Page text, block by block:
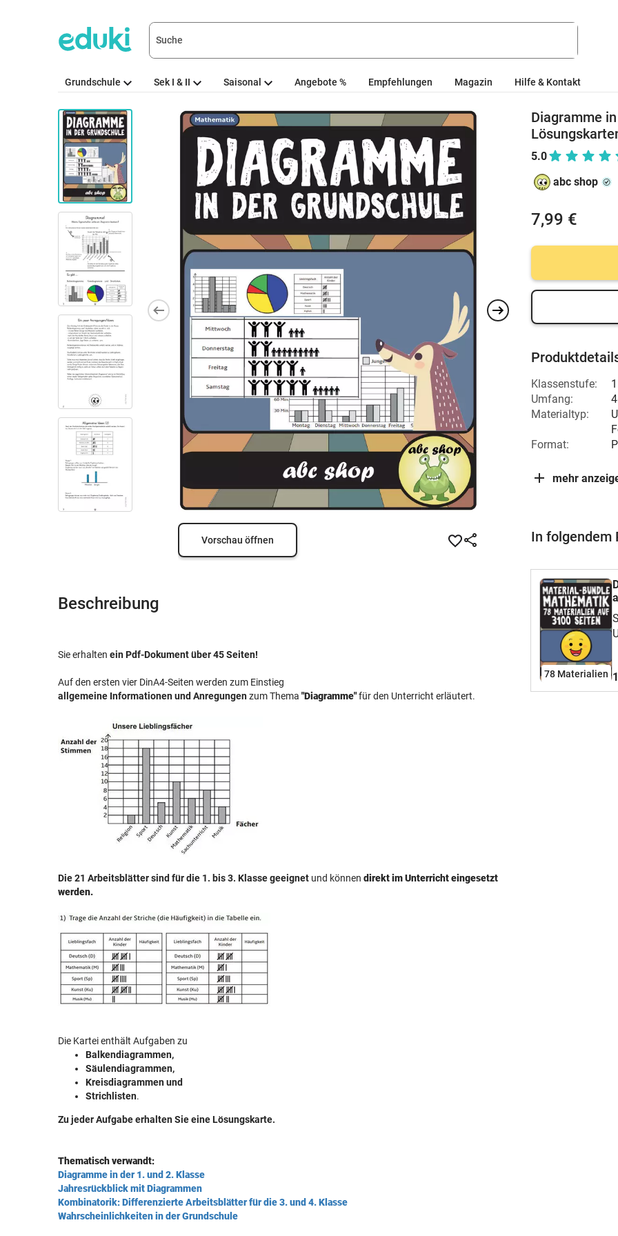
Grundschule Sek I & II Saisonal Angebote % Empfehlungen Magazin Hilfe & Kontakt
Vorschau öffnen
Beschreibung
Sie erhalten ein Pdf-Dokument über 45 Seiten!
Auf den ersten vier DinA4-Seiten werden zum Einstieg
allgemeine Informationen und Anregungenzum Thema "Diagramme"für den Unterricht erläutert.
Die 21 Arbeitsblätter sind für die 1. bis 3. Klasse geeignet und können direkt im Unterricht eingesetzt
werden.
Die Kartei enthält Aufgaben zu
Balkendiagrammen,
Säulendiagrammen,
Kreisdiagrammen und
Strichlisten.
Zu jeder Aufgabe erhalten Sie eine Lösungskarte.
Thematisch verwandt:
Diagramme in der 1. und 2. Klasse
Jahresrückblick mit Diagrammen
Kombinatorik: Differenzierte Arbeitsblätter für die 3. und 4. Klasse
Wahrscheinlichkeiten in der Grundschule
Diagramme
5.0
abc shop
7,99 €
Klassenstufe:
Umfang:
Materialtyp:
Format:
mehr
In folgendem
78 Materialien